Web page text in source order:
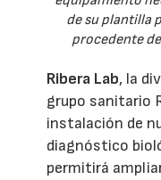
de su plantilla
procedente
Ribera Lab, la
grupo sanitario
instalación de
diagnóstico
permitirá